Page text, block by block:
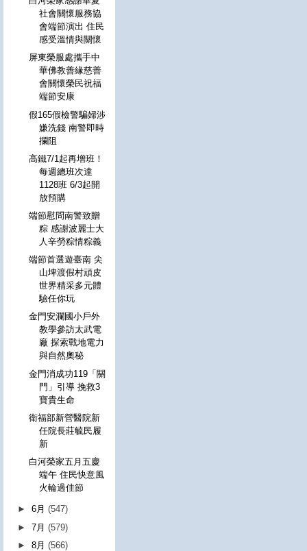
社會關懷服務協
會端節演出 住民
感受溫情與關懷
屏東榮服處攜手中
華佛教善緣慈善
會關懷榮民祝福
端節安康
假165假檢警騙婦涉
嫌洗錢 南警即時
攔阻
高鐵7/1起再增班！
每週總班次達
1128班 6/3起開
放預購
端節慰問南警致贈
粽 感謝波麗士大
人辛勞粽情粽義
端節首選遊臺南 尖
山埤渡假村頑皮
世界精采多元體
驗任你玩
金門安瀾國小戶外
教學參訪太武電
廠 探索戰地電力
與自然奧秘
金門消成功119「關
門」引導 挽救3
寶貴生命
衛福部新營醫院新
任院長莊毓民履
新
白河榮家五月五慶
端午 住民快意風
火輪過佳節
►6月(547)
►7月(579)
►8月(566)